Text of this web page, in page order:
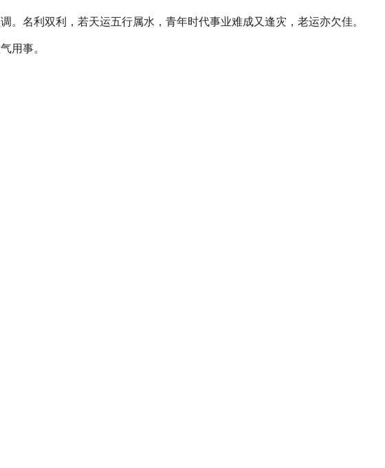
名利双利，若天运五行属水，青年时代事业难成又逢灾，老运亦欠佳。
用事。